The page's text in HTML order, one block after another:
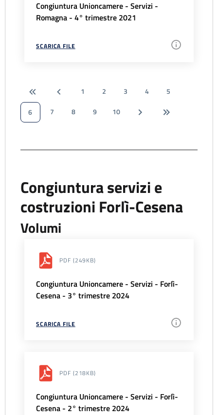
Congiuntura Unioncamere - Servizi -
Romagna - 4° trimestre 2021
SCARICA FILE
1 2 3 4
5
6
7 8 9 10
Congiuntura servizi e
costruzioni Forlì-Cesena
Volumi
PDF (249KB)
Congiuntura Unioncamere - Servizi - Forlì-
Cesena - 3° trimestre 2024
SCARICA FILE
PDF (218KB)
Congiuntura Unioncamere - Servizi - Forlì-
Cesena - 2° trimestre 2024